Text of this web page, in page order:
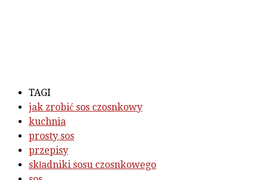
TAGI
jak zrobić sos czosnkowy
kuchnia
prosty sos
przepisy
składniki sosu czosnkowego